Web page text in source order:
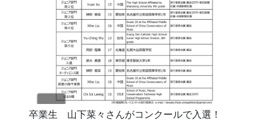
卒業生 山下菜々さんがコンクールで入選！